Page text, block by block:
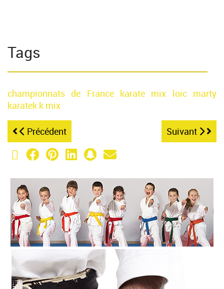
Tags
championnats de France karate mix loic marty
karatek k mix
Précédent Suivant
X (Twitter)
Facebook
Pinterest
LinkedIn
Snapchat
Email